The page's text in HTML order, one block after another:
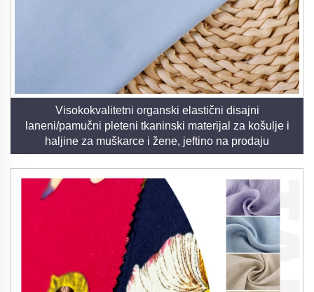
Visokokvalitetni organski elastični disajni
laneni/pamučni pleteni tkaninski materijal za košulje i
haljine za muškarce i žene, jeftino na prodaju